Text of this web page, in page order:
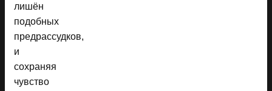
лишён
подобных
предрассудков,
и
сохраняя
чувство